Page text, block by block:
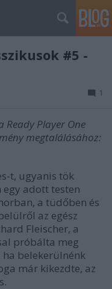
#5 -
1
Ready Player One
megtalálásához:
t, ugyanis tök
adott testen
a tüdőben és
az egész
Fleischer, a
próbálta meg
ha belekerülnénk
már kikezdte, az